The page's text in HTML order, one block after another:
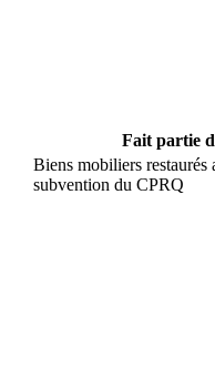
Fait partie
Biens mobiliers restaurés
subvention du CPRQ